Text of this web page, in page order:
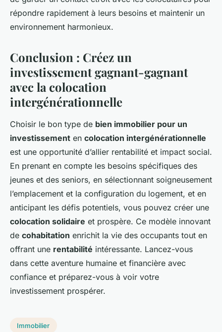
répondre rapidement à leurs besoins et maintenir un
environnement harmonieux.
Conclusion : Créez un
investissement gagnant-gagnant
avec la colocation
intergénérationnelle
Choisir le bon type de bien immobilier pour un
investissement en colocation intergénérationnelle
est une opportunité d’allier rentabilité et impact social.
En prenant en compte les besoins spécifiques des
jeunes et des seniors, en sélectionnant soigneusement
l’emplacement et la configuration du logement, et en
anticipant les défis potentiels, vous pouvez créer une
colocation solidaire et prospère. Ce modèle innovant
de cohabitation enrichit la vie des occupants tout en
offrant une rentabilité intéressante. Lancez-vous
dans cette aventure humaine et financière avec
confiance et préparez-vous à voir votre
investissement prospérer.
Immobilier